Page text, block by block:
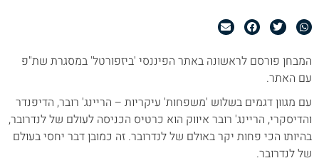
המבחן פורסם לראשונה באתר הפיננסי 'ביזפורטל' במסגרת שת"פ
עם האתר.
עם מגוון דגמים בשלוש 'משפחות' עיקריות – הריינג' רובר, הדיפנדר
והדיסקרי, הריינג' רובר איווק הוא כרטיס הכניסה לעולם של לנדרובר,
בהיותו הכי פחות יקר באולם של לנדרובר. זה כמובן דבר יחסי בעולם
של לנדרובר.